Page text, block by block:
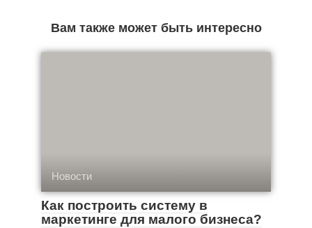
Вам также может быть интересно
Новости
Как построить систему в
маркетинге для малого бизнеса?